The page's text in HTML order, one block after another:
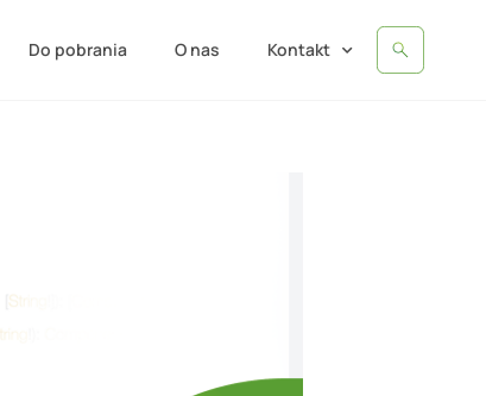
Do pobrania O nas Kontakt